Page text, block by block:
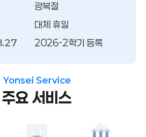
광복절
대체 휴일
2026-2학기 등록
Yonsei Service
주요 서비스